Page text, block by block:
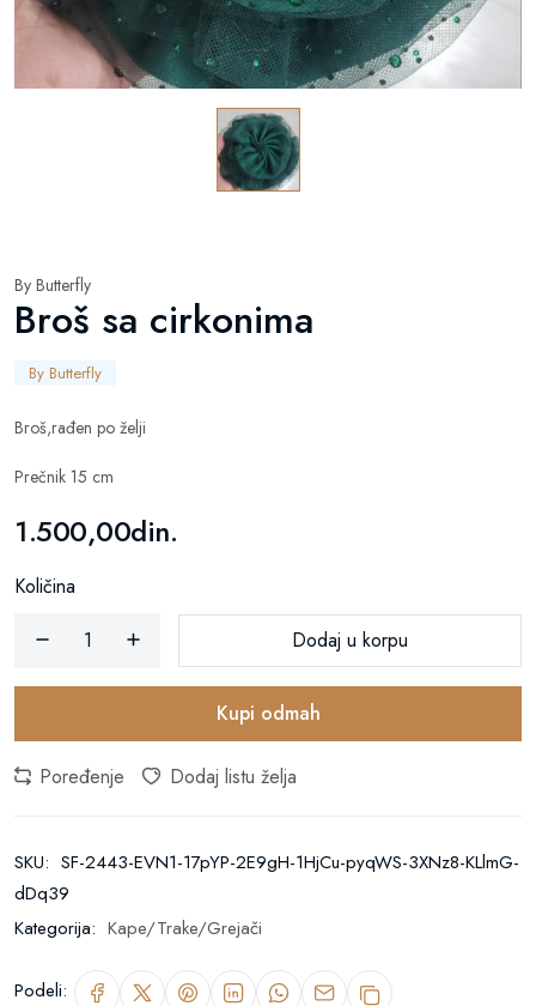
By Butterfly
Broš sa cirkonima
By Butterfly
Broš,rađen po želji
Prečnik 15 cm
1.500,00din.
Količina
Dodaj u korpu
Kupi odmah
Poređenje Dodaj listu želja
SKU: SF-2443-EVN1-17pYP-2E9gH-1HjCu-pyqWS-3XNz8-KLlmG-
dDq39
Kategorija: Kape/Trake/Grejači
Podeli: